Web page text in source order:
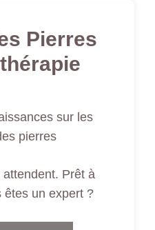
Pierres
sur les
pierres
Prêt à
êtes un expert ?